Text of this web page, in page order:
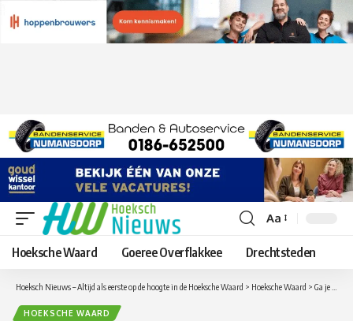
Lettergrootte
aanpassen
Aa
Hoeksche Waard Goeree Overflakkee Drechtsteden
Hoeksch Nieuws – Altijd als eerste op de hoogte in de Hoeksche Waard > Hoeksche Waard > Ga je mee op verwilderexpeditie op Tiengemeten?
HOEKSCHE WAARD